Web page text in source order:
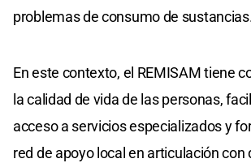
problemas de consumo de
En este contexto, el REMISAM tiene
la calidad de vida de las personas,
acceso a servicios especializados y
red de apoyo local en articulación con